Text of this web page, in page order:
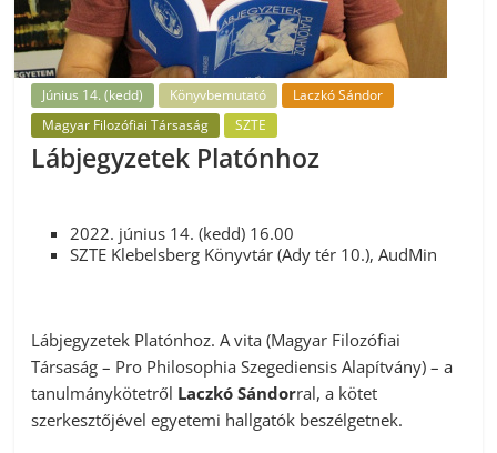
Június 14. (kedd) Könyvbemutató
Laczkó Sándor
Magyar Filozófiai Társaság
SZTE
Lábjegyzetek Platónhoz
2022. június 14. (kedd) 16.00
SZTE Klebelsberg Könyvtár (Ady tér 10.), AudMin
Lábjegyzetek Platónhoz. A vita (Magyar Filozófiai
Társaság – Pro Philosophia Szegediensis Alapítvány) – a
tanulmánykötetről Laczkó Sándorral, a kötet
szerkesztőjével egyetemi hallgatók beszélgetnek.